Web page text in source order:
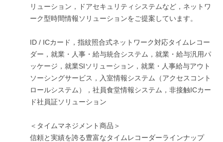
リューション，ドアセキュリティシステムなど，ネットワ
ーク型時間情報ソリューションをご提案しています。
ID / ICカード，指紋照合式ネットワーク対応タイムレコー
ダー，就業・人事・給与統合システム，就業・給与汎用パ
ッケージ，就業SIソリューション，就業・人事給与アウト
ソーシングサービス，入室情報システム（アクセスコント
ロールシステム），社員食堂情報システム，非接触ICカー
ド社員証ソリューション
＜タイムマネジメント商品＞
信頼と実績を誇る豊富なタイムレコーダーラインナップ